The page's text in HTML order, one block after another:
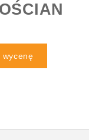
wycenę